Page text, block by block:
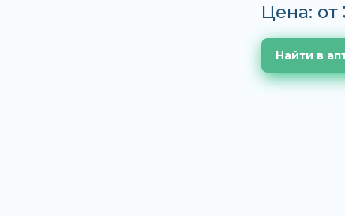
Цена: от
Найти в